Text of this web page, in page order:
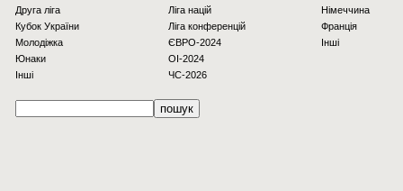
Друга ліга
Кубок України
Молодіжка
Юнаки
Інші
Ліга націй
Ліга конференцій
ЄВРО-2024
OI-2024
ЧС-2026
Німеччина
Франція
Інші